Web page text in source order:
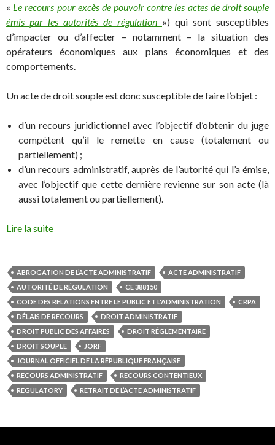
« Le recours pour excès de pouvoir contre les actes de droit souple
émis par les autorités de régulation ») qui sont susceptibles
d’impacter ou d’affecter – notamment – la situation des
opérateurs économiques aux plans économiques et des
comportements.
Un acte de droit souple est donc susceptible de faire l’objet :
d’un recours juridictionnel avec l’objectif d’obtenir du juge
compétent qu’il le remette en cause (totalement ou
partiellement) ;
d’un recours administratif, auprès de l’autorité qui l’a émise,
avec l’objectif que cette dernière revienne sur son acte (là
aussi totalement ou partiellement).
Lire la suite
ABROGATION DE L’ACTE ADMINISTRATIF
ACTE ADMINISTRATIF
AUTORITÉ DE RÉGULATION
CE 388150
CODE DES RELATIONS ENTRE LE PUBLIC ET L'ADMINISTRATION
CRPA
DÉLAIS DE RECOURS
DROIT ADMINISTRATIF
DROIT PUBLIC DES AFFAIRES
DROIT RÉGLEMENTAIRE
DROIT SOUPLE
JORF
JOURNAL OFFICIEL DE LA RÉPUBLIQUE FRANÇAISE
RECOURS ADMINISTRATIF
RECOURS CONTENTIEUX
REGULATORY
RETRAIT DE L’ACTE ADMINISTRATIF